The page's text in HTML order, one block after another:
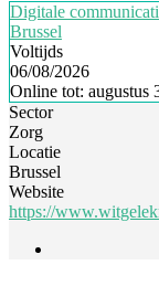
Digitale
Brussel
Voltijds
06/08/2026
Online tot: augustus
Sector
Zorg
Locatie
Brussel
Website
https://